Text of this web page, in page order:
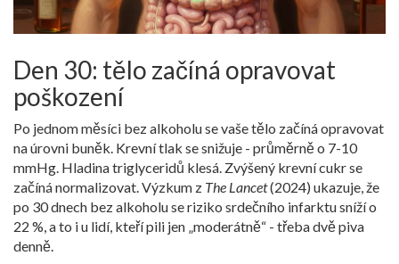
Den 30: tělo začíná opravovat
poškození
Po jednom měsíci bez alkoholu se vaše tělo začíná opravovat
na úrovni buněk. Krevní tlak se snižuje - průměrně o 7-10
mmHg. Hladina triglyceridů klesá. Zvýšený krevní cukr se
začíná normalizovat. Výzkum z The Lancet(2024) ukazuje, že
po 30 dnech bez alkoholu se riziko srdečního infarktu sníží o
22 %, a to i u lidí, kteří pili jen „moderátně“ - třeba dvě piva
denně.